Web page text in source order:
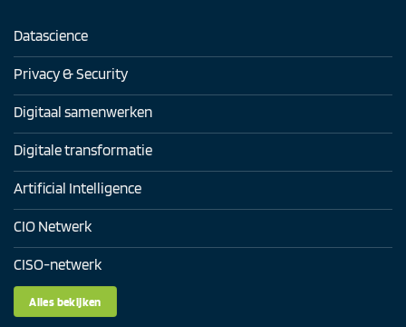
Datascience
Privacy & Security
Digitaal samenwerken
Digitale transformatie
Artificial Intelligence
CIO Netwerk
CISO-netwerk
Alles bekijken